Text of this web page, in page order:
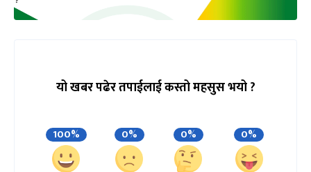
यो खबर पढेर तपाईलाई कस्तो महसुस भयो ?
100% 0% 0% 0%